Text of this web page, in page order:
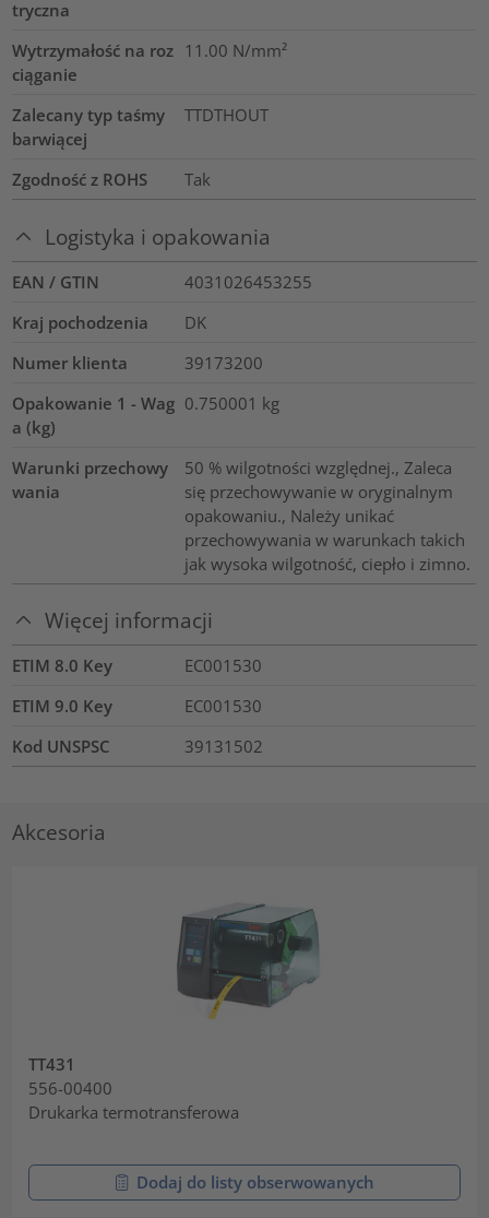
tryczna
Wytrzymałość na roz
ciąganie
11.00 N/mm²
Zalecany typ taśmy
barwiącej
TTDTHOUT
Zgodność z ROHS Tak
Logistyka i opakowania
EAN / GTIN
4031026453255
Kraj pochodzenia
DK
Numer klienta
39173200
Opakowanie 1 - Wag
a (kg)
0.750001 kg
Warunki przechowy
wania
50 % wilgotności względnej., Zaleca
się przechowywanie w oryginalnym
opakowaniu., Należy unikać
przechowywania w warunkach takich
jak wysoka wilgotność, ciepło i zimno.
Więcej informacji
ETIM 8.0 Key
EC001530
ETIM 9.0 Key
EC001530
Kod UNSPSC
39131502
Akcesoria
TT431
556-00400
Drukarka termotransferowa
Dodaj do listy obserwowanych